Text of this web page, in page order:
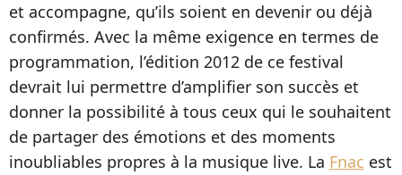
et accompagne, qu’ils soient en devenir ou déjà
confirmés. Avec la même exigence en termes de
programmation, l’édition 2012 de ce festival
devrait lui permettre d’amplifier son succès et
donner la possibilité à tous ceux qui le souhaitent
de partager des émotions et des moments
inoubliables propres à la musique live. La Fnac est